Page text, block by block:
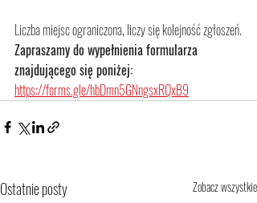
Liczba miejsc ograniczona, liczy się kolejność zgłoszeń.
Zapraszamy do wypełnienia formularza
znajdującego się poniżej:
https://forms.gle/hbDmn5GNngsxRQxB9
Ostatnie posty Zobacz wszystkie